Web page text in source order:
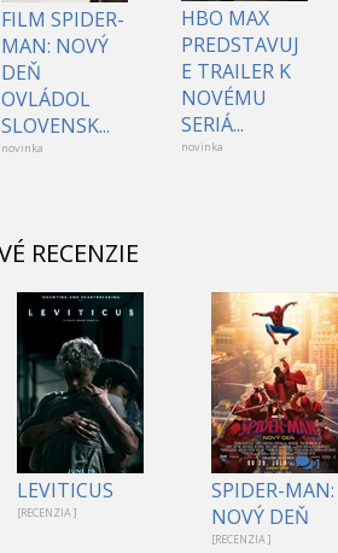
FILM SPIDER-
MAN: NOVÝ
DEŇ
OVLÁDOL
SLOVENSK...
novinka
HBO MAX
PREDSTAVUJ
E TRAILER K
NOVÉMU
SERIÁ...
novinka
RECENZIE
LEVITICUS
[RECENZIA ]
1
SPIDER-MAN:
NOVÝ DEŇ
[RECENZIA ]